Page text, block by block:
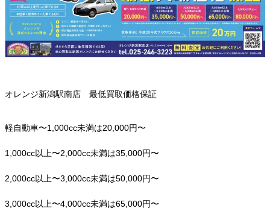
オレンジ新潟駅南店 最低買取価格保証
軽自動車〜1,000cc未満は20,000円〜
1,000cc以上〜2,000cc未満は35,000円〜
2,000cc以上〜3,000cc未満は50,000円〜
3,000cc以上〜4,000cc未満は65,000円〜